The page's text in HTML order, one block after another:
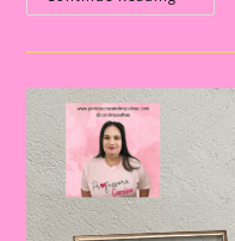
De
Às
Aulas:
A